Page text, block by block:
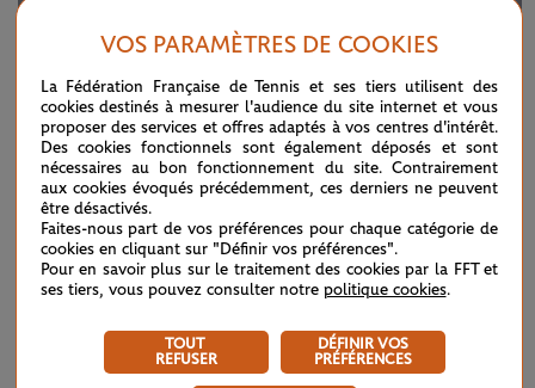
CONFÉRENCE DE PRESSE DIMANCHE 7 JUIN 2026
Alexander Zverev (finale)
VOS PARAMÈTRES DE COOKIES
La Fédération Française de Tennis et ses tiers utilisent des
cookies destinés à mesurer l'audience du site internet et vous
proposer des services et offres adaptés à vos centres d'intérêt.
Des cookies fonctionnels sont également déposés et sont
nécessaires au bon fonctionnement du site. Contrairement
aux cookies évoqués précédemment, ces derniers ne peuvent
être désactivés.
Faites-nous part de vos préférences pour chaque catégorie de
cookies en cliquant sur "Définir vos préférences".
Pour en savoir plus sur le traitement des cookies par la FFT et
ses tiers, vous pouvez consulter notre politique cookies.
TOUT
REFUSER
DÉFINIR VOS
PRÉFÉRENCES